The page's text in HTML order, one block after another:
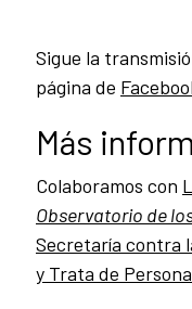
Sigue la
página de
Más
Colaboramos con
Observatorio de
Secretaría contra
y Trata de